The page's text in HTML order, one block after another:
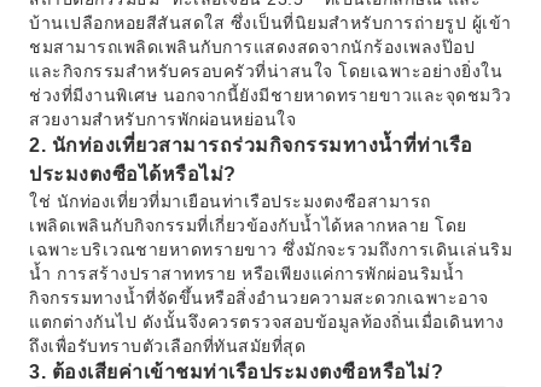
บ้านเปลือกหอยสีสันสดใส ซึ่งเป็นที่นิยมสำหรับการถ่ายรูป ผู้เข้า
ชมสามารถเพลิดเพลินกับการแสดงสดจากนักร้องเพลงป๊อป
และกิจกรรมสำหรับครอบครัวที่น่าสนใจ โดยเฉพาะอย่างยิ่งใน
ช่วงที่มีงานพิเศษ นอกจากนี้ยังมีชายหาดทรายขาวและจุดชมวิว
สวยงามสำหรับการพักผ่อนหย่อนใจ
2. นักท่องเที่ยวสามารถร่วมกิจกรรมทางน้ำที่ท่าเรือ
ประมงตงซือได้หรือไม่?
ใช่ นักท่องเที่ยวที่มาเยือนท่าเรือประมงตงซือสามารถ
เพลิดเพลินกับกิจกรรมที่เกี่ยวข้องกับน้ำได้หลากหลาย โดย
เฉพาะบริเวณชายหาดทรายขาว ซึ่งมักจะรวมถึงการเดินเล่นริม
น้ำ การสร้างปราสาททราย หรือเพียงแค่การพักผ่อนริมน้ำ
กิจกรรมทางน้ำที่จัดขึ้นหรือสิ่งอำนวยความสะดวกเฉพาะอาจ
แตกต่างกันไป ดังนั้นจึงควรตรวจสอบข้อมูลท้องถิ่นเมื่อเดินทาง
ถึงเพื่อรับทราบตัวเลือกที่ทันสมัยที่สุด
3. ต้องเสียค่าเข้าชมท่าเรือประมงตงซือหรือไม่?